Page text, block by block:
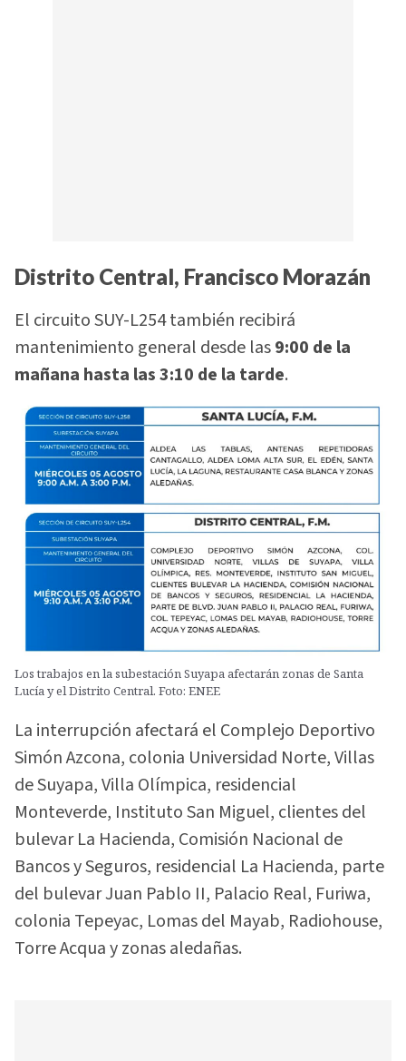
Distrito Central, Francisco Morazán
El circuito SUY-L254 también recibirá
mantenimiento general desde las9:00 de la
mañana hasta las 3:10 de la tarde.
Los trabajos en la subestación Suyapa afectarán zonas de Santa
Lucía y el Distrito Central. Foto: ENEE
La interrupción afectará el Complejo Deportivo
Simón Azcona, colonia Universidad Norte, Villas
de Suyapa, Villa Olímpica, residencial
Monteverde, Instituto San Miguel, clientes del
bulevar La Hacienda, Comisión Nacional de
Bancos y Seguros, residencial La Hacienda, parte
del bulevar Juan Pablo II, Palacio Real, Furiwa,
colonia Tepeyac, Lomas del Mayab, Radiohouse,
Torre Acqua y zonas aledañas.